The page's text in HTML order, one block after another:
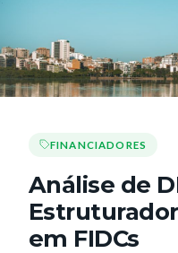
FINANCIADORES
Análise de
Estruturador
em FIDCs